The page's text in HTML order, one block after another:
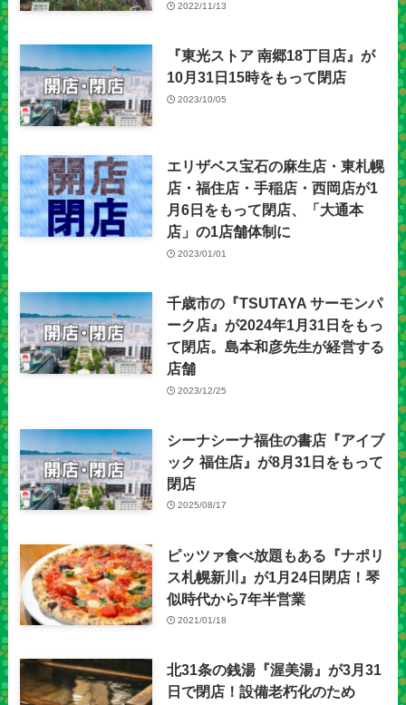
2022/11/13
『東光ストア 南郷18丁目店』が
10月31日15時をもって閉店
2023/10/05
エリザベス宝石の麻生店・東札幌
店・福住店・手稲店・西岡店が1
月6日をもって閉店、「大通本
店」の1店舗体制に
2023/01/01
千歳市の『TSUTAYA サーモンパ
ーク店』が2024年1月31日をもっ
て閉店。島本和彦先生が経営する
店舗
2023/12/25
シーナシーナ福住の書店『アイブ
ック 福住店』が8月31日をもって
閉店
2025/08/17
ピッツァ食べ放題もある『ナポリ
ス札幌新川』が1月24日閉店！琴
似時代から7年半営業
2021/01/18
北31条の銭湯『渥美湯』が3月31
日で閉店！設備老朽化のため